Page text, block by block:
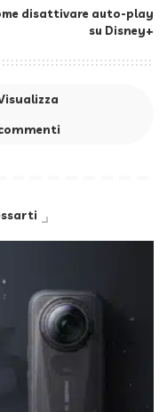
disattivare auto-play
su Disney+